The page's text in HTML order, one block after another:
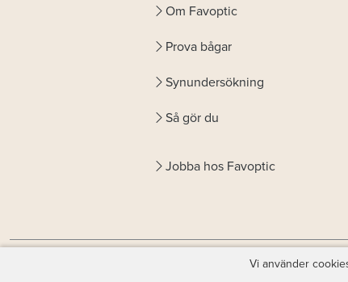
Om Favoptic
Prova bågar
Synundersökning
Så gör du
Jobba hos Favoptic
Vi använder